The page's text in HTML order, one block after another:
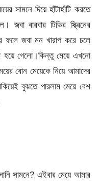
সামনে দিয়ে হাঁটাহাঁটি করতে
জবা বারবার টিভির স্ক্রিনের
ফলে জবা মন খারাপ করে চলে
হয়ে গেলো।কিন্তু মেয়ে এখনো
বোন মেয়েকে নিয়ে আমাদের
বুঝতে পারলাম মেয়ে বেশ
সামনে? এইবার মেয়ে আমার